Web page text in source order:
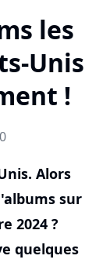
les
Unis
!
Alors
sur
2024 ?
quelques